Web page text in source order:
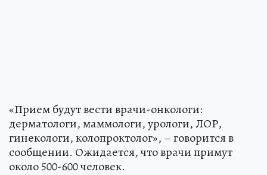
«Прием будут вести врачи-онкологи:
дерматологи, маммологи, урологи, ЛОР,
гинекологи, колопроктолог», – говорится в
сообщении. Ожидается, что врачи примут
около 500-600 человек.